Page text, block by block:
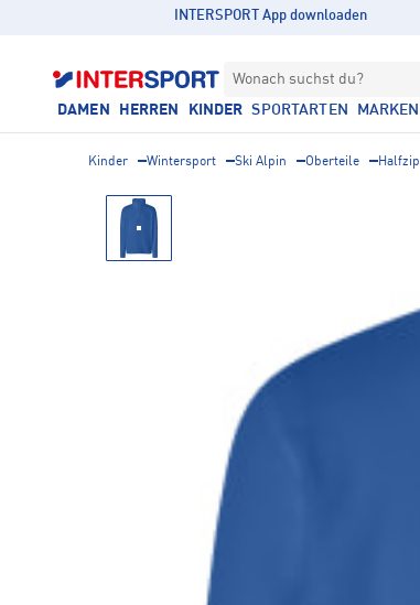
INTERSPORT App downloaden
Wonach suchst du?
DAMEN HERREN KINDER SPORTARTEN MARKEN
Kinder Wintersport Ski Alpin Oberteile Halfzip